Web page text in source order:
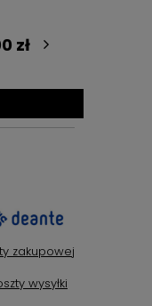
zł
zakupowej
wysyłki